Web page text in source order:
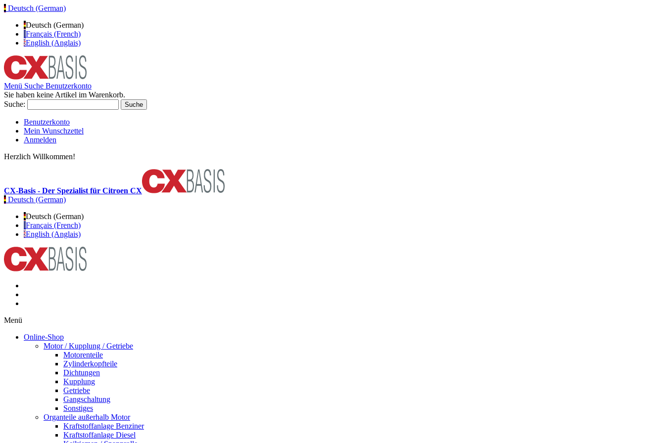
Deutsch (German)
Deutsch (German)
Français (French)
English (Anglais)
Menü Suche Benutzerkonto
Sie haben keine Artikel im Warenkorb.
Suche:
Suche
Benutzerkonto
Mein Wunschzettel
Anmelden
Herzlich Willkommen!
CX-Basis - Der Spezialist für Citroen CX
Deutsch (German)
Deutsch (German)
Français (French)
English (Anglais)
Menü
Online-Shop
Motor / Kupplung / Getriebe
Motorenteile
Zylinderkopfteile
Dichtungen
Kupplung
Getriebe
Gangschaltung
Sonstiges
Organteile außerhalb Motor
Kraftstoffanlage Benziner
Kraftstoffanlage Diesel